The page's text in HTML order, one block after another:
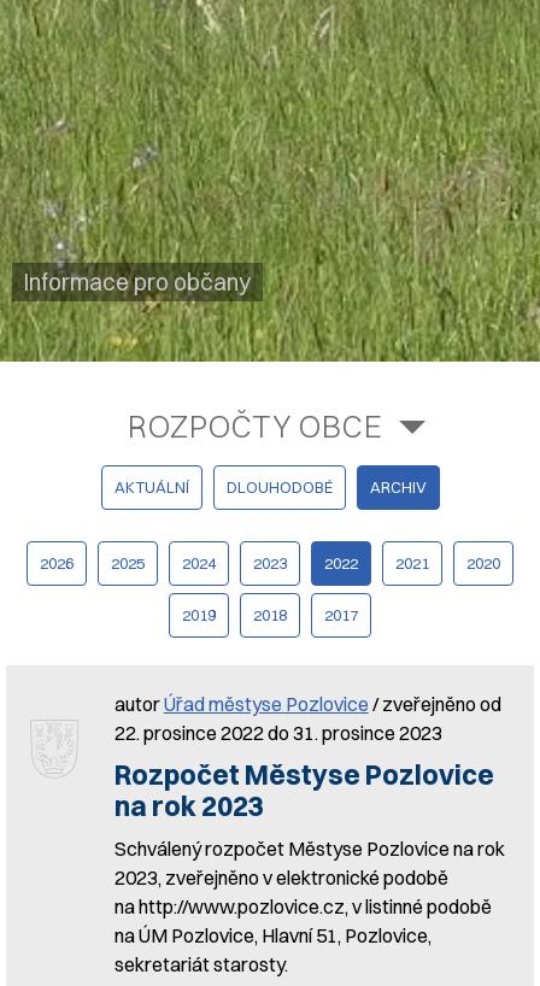
Informace pro občany
ROZPOČTY OBCE
AKTUÁLNÍ DLOUHODOBÉ ARCHIV
2026 2025 2024 2023 2022 2021 2020
2019 2018 2017
autorÚřad městyse Pozlovice / zveřejněno od
22. prosince 2022 do 31. prosince 2023
Rozpočet Městyse Pozlovice
na rok 2023
Schválený rozpočet Městyse Pozlovice na rok
2023, zveřejněno v elektronické podobě
na http://www.pozlovice.cz, v listinné podobě
na ÚM Pozlovice, Hlavní 51, Pozlovice,
sekretariát starosty.